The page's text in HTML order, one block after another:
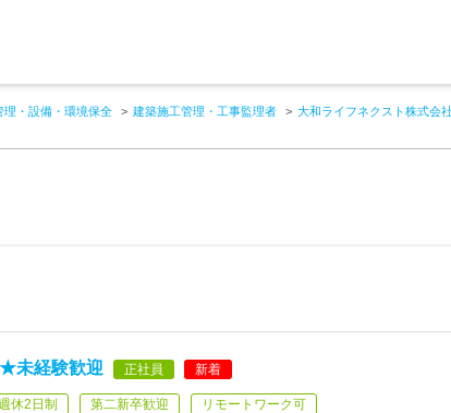
理・設備・環境保全 建築施工管理・工事監理者 大和ライフネクスト株式会社
★未経験歓迎 正社員 新着
休2日制 第二新卒歓迎 リモートワーク可